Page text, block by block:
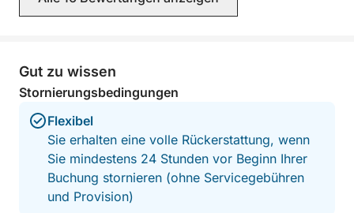
und die von Ihnen ausgewählten Orte
einfach traumhaft. Es war eines der
empfehlen, der einen unvergesslichen
Tag auf dem Wasser erleben möchte.
Vielen Dank noch einmal, Marco und
Matteo. Wir hoffen, Sie bald
wiederzusehen!
Gut zu wissen
Stornierungsbedingungen
Flexibel
Sie erhalten eine volle Rückerstattung, wenn
Sie mindestens 24 Stunden vor Beginn Ihrer
Buchung stornieren (ohne Servicegebühren
und Provision)